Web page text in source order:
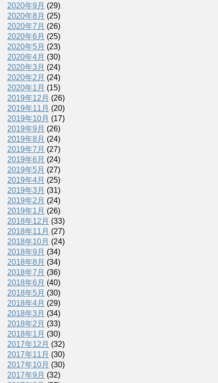
2020年9月 (29)
2020年8月 (25)
2020年7月 (26)
2020年6月 (25)
2020年5月 (23)
2020年4月 (30)
2020年3月 (24)
2020年2月 (24)
2020年1月 (15)
2019年12月 (26)
2019年11月 (20)
2019年10月 (17)
2019年9月 (26)
2019年8月 (24)
2019年7月 (27)
2019年6月 (24)
2019年5月 (27)
2019年4月 (25)
2019年3月 (31)
2019年2月 (24)
2019年1月 (26)
2018年12月 (33)
2018年11月 (27)
2018年10月 (24)
2018年9月 (34)
2018年8月 (34)
2018年7月 (36)
2018年6月 (40)
2018年5月 (30)
2018年4月 (29)
2018年3月 (34)
2018年2月 (33)
2018年1月 (30)
2017年12月 (32)
2017年11月 (30)
2017年10月 (30)
2017年9月 (32)